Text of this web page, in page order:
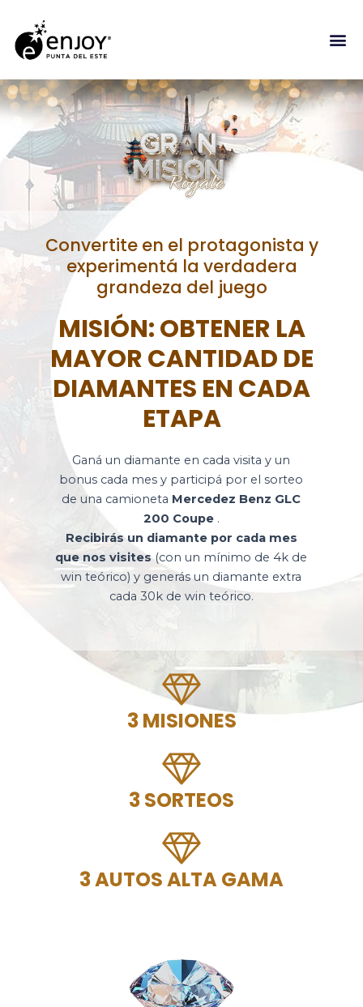
Convertite en el protagonista y
experimentá la verdadera
grandeza del juego
MISIÓN: OBTENER LA
MAYOR CANTIDAD DE
DIAMANTES EN CADA
ETAPA
Ganá un diamante en cada visita y un
bonus cada mes y participá por el sorteo
de una camioneta Mercedez Benz GLC
200 Coupe.
Recibirás un diamante por cada mes
que nos visites(con un mínimo de 4k de
win teórico) y generás un diamante extra
cada 30k de win teórico.
3 MISIONES
3 SORTEOS
3 AUTOS ALTA GAMA